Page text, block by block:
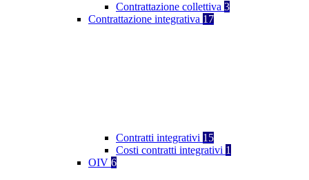
Contrattazione collettiva 3
Contrattazione integrativa 17
Contratti integrativi 15
Costi contratti integrativi 1
OIV 6